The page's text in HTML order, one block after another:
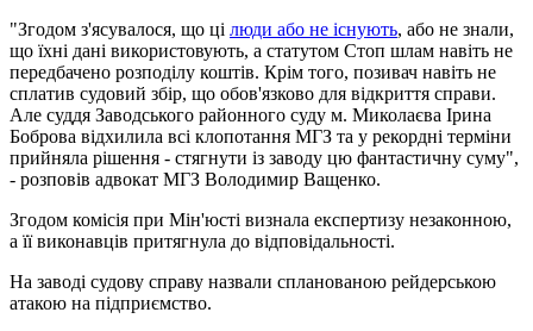
"Згодом з'ясувалося, що ці люди або не існують, або не знали,
що їхні дані використовують, а статутом Стоп шлам навіть не
передбачено розподілу коштів. Крім того, позивач навіть не
сплатив судовий збір, що обов'язково для відкриття справи.
Але суддя Заводського районного суду м. Миколаєва Ірина
Боброва відхилила всі клопотання МГЗ та у рекордні терміни
прийняла рішення - стягнути із заводу цю фантастичну суму",
- розповів адвокат МГЗ Володимир Ващенко.
Згодом комісія при Мін'юсті визнала експертизу незаконною,
а її виконавців притягнула до відповідальності.
На заводі судову справу назвали спланованою рейдерською
атакою на підприємство.